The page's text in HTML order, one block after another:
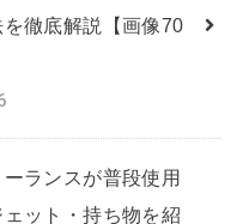
徹底解説【画像70
ーランスが普段使用
ット・持ち物を紹